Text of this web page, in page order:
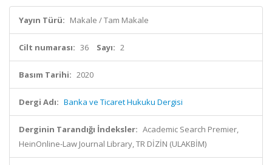
Yayın Türü: Makale / Tam Makale
Cilt numarası: 36 Sayı: 2
Basım Tarihi: 2020
Dergi Adı: Banka ve Ticaret Hukuku Dergisi
Derginin Tarandığı İndeksler: Academic Search Premier,
HeinOnline-Law Journal Library, TR DİZİN (ULAKBİM)